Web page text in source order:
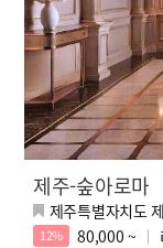
제주-숲아로마
제주특별자치도
12% 80,000 ~